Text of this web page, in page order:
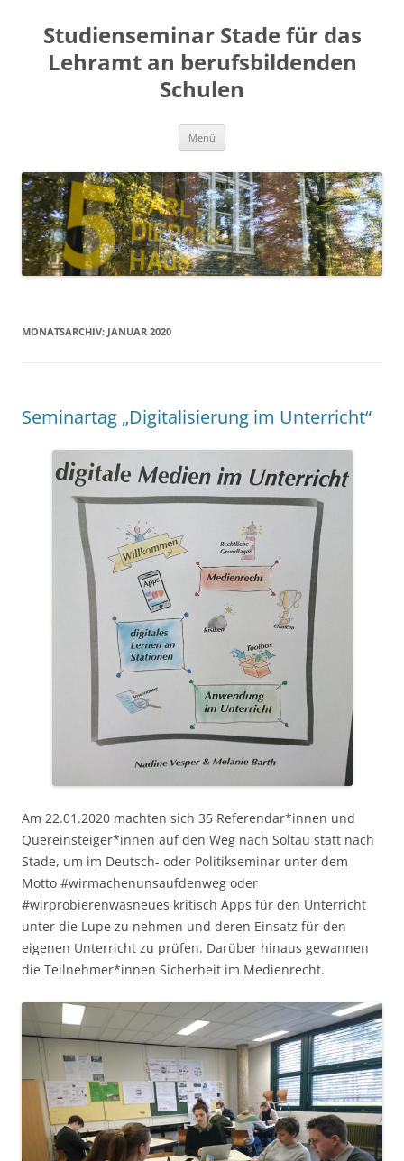
springen
Studienseminar Stade für das
Lehramt an berufsbildenden
Schulen
Menü
MONATSARCHIV: JANUAR 2020
Seminartag „Digitalisierung im Unterricht“
Am 22.01.2020 machten sich 35 Referendar*innen und
Quereinsteiger*innen auf den Weg nach Soltau statt nach
Stade, um im Deutsch- oder Politikseminar unter dem
Motto #wirmachenunsaufdenweg oder
#wirprobierenwasneues kritisch Apps für den Unterricht
unter die Lupe zu nehmen und deren Einsatz für den
eigenen Unterricht zu prüfen. Darüber hinaus gewannen
die Teilnehmer*innen Sicherheit im Medienrecht.